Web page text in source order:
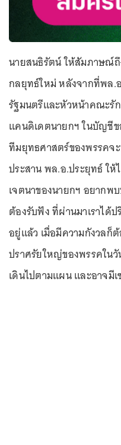
นายสนธิรัตน์ ให้สัมภาษณ์
กลยุทธ์ใหม่ หลังจากที่พล.
รัฐมนตรีและหัวหน้าคณะรั
แคนดิเดตนายกฯ ในบัญชีข
ทีมยุทธศาสตร์ของพรรคจ
ประสาน พล.อ.ประยุทธ์ ให้
เจตนาของนายกฯ อยากพ
ต้องรับฟัง ที่ผ่านมาเราได้
อยู่แล้ว เมื่อมีความกังวลก็
ปราศรัยใหญ่ของพรรคใน
เดินไปตามแผน และอาจมี